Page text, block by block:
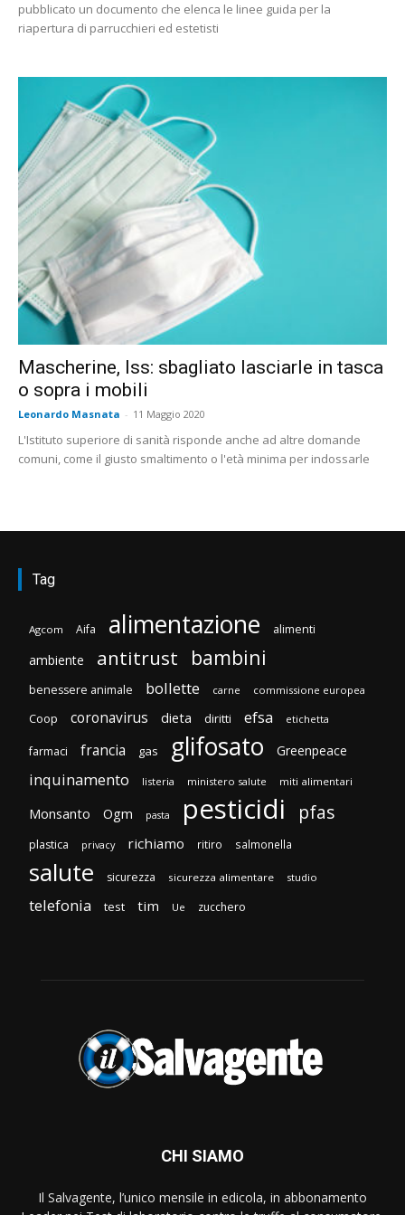
pubblicato un documento che elenca le linee guida per la
riapertura di parrucchieri ed estetisti
Mascherine, Iss: sbagliato lasciarle in tasca
o sopra i mobili
Leonardo Masnata - 11 Maggio 2020
L'Istituto superiore di sanità risponde anche ad altre domande
comuni, come il giusto smaltimento o l'età minima per indossarle
Tag
Agcom Aifa alimentazione alimenti
ambiente antitrust bambini
benessere animale bollette carne commissione europea
Coop coronavirus dieta diritti efsa etichetta
farmaci francia gas glifosato Greenpeace
inquinamento listeria ministero salute miti alimentari
Monsanto Ogm pasta pesticidi pfas
plastica privacy richiamo ritiro salmonella
salute sicurezza sicurezza alimentare studio
telefonia test tim Ue zucchero
CHI SIAMO
Il Salvagente, l’unico mensile in edicola, in abbonamento